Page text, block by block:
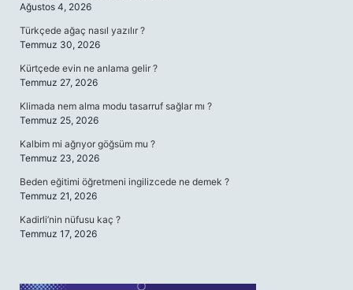
Ağustos 4, 2026
Türkçede ağaç nasıl yazılır ?
Temmuz 30, 2026
Kürtçede evin ne anlama gelir ?
Temmuz 27, 2026
Klimada nem alma modu tasarruf sağlar mı ?
Temmuz 25, 2026
Kalbim mi ağrıyor göğsüm mu ?
Temmuz 23, 2026
Beden eğitimi öğretmeni ingilizcede ne demek ?
Temmuz 21, 2026
Kadirli’nin nüfusu kaç ?
Temmuz 17, 2026